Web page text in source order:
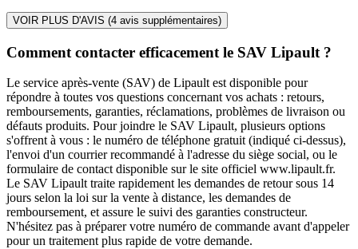
VOIR PLUS D'AVIS (4 avis supplémentaires)
Comment contacter efficacement le SAV Lipault ?
Le service après-vente (SAV) de Lipault est disponible pour
répondre à toutes vos questions concernant vos achats : retours,
remboursements, garanties, réclamations, problèmes de livraison ou
défauts produits. Pour joindre le SAV Lipault, plusieurs options
s'offrent à vous : le numéro de téléphone gratuit (indiqué ci-dessus),
l'envoi d'un courrier recommandé à l'adresse du siège social, ou le
formulaire de contact disponible sur le site officiel www.lipault.fr.
Le SAV Lipault traite rapidement les demandes de retour sous 14
jours selon la loi sur la vente à distance, les demandes de
remboursement, et assure le suivi des garanties constructeur.
N'hésitez pas à préparer votre numéro de commande avant d'appeler
pour un traitement plus rapide de votre demande.